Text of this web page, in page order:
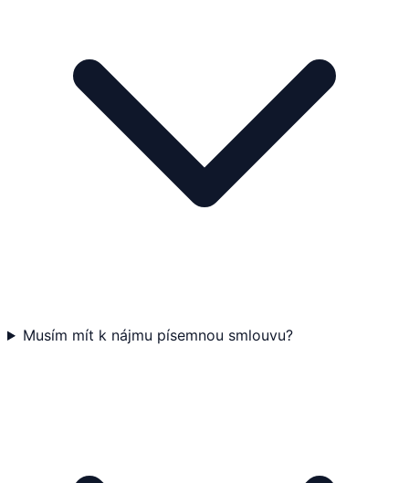
Musím mít k nájmu písemnou smlouvu?